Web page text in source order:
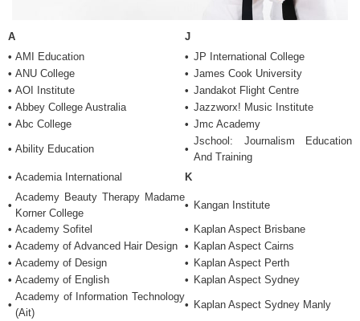
A
J
• AMI Education • JP International College
• ANU College • James Cook University
• AOI Institute • Jandakot Flight Centre
• Abbey College Australia • Jazzworx! Music Institute
• Abc College • Jmc Academy
• Ability Education •
Jschool: Journalism Education
And Training
• Academia International K
•
Academy Beauty Therapy Madame
Korner College
• Kangan Institute
• Academy Sofitel • Kaplan Aspect Brisbane
• Academy of Advanced Hair Design • Kaplan Aspect Cairns
• Academy of Design • Kaplan Aspect Perth
• Academy of English • Kaplan Aspect Sydney
•
Academy of Information Technology
(Ait)
• Kaplan Aspect Sydney Manly
Du Học Anh
Du Học Châu Phi
Du Học Nam Phi
Du Học Úc
Du Học Châu Mỹ
Du Học Canada
Du Học Mỹ
LUYỆN THI CÔNG LẬP
SINGAPORE